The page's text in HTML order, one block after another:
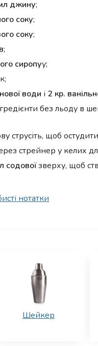
джину;
соку;
соку;
;
сиропуу;
води і 2 кр.
без льоду
струсіть, щоб
стрейнер у келих
содовоїзверху, щоб
нотатки
Шейкер